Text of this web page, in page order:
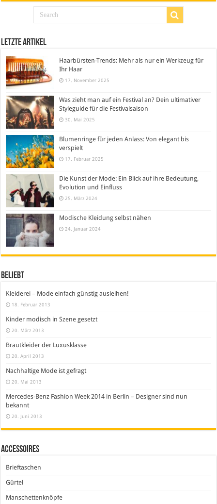
Letzte Artikel
Haarbürsten-Trends: Mehr als nur ein Werkzeug für
Ihr Haar
17. November 2025
Was zieht man auf ein Festival an? Dein ultimativer
Styleguide für die Festivalsaison
30. Mai 2025
Blumenringe für jeden Anlass: Von elegant bis
verspielt
17. Februar 2025
Die Kunst der Mode: Ein Blick auf ihre Bedeutung,
Evolution und Einfluss
25. März 2024
Modische Kleidung selbst nähen
24. Januar 2024
Beliebt
Kleiderei – Mode einfach günstig ausleihen!
18. Februar 2013
Kinder modisch in Szene gesetzt
20. März 2013
Brautkleider der Luxusklasse
20. April 2013
Nachhaltige Mode ist gefragt
20. Mai 2013
Mercedes-Benz Fashion Week 2014 in Berlin – Designer sind nun
bekannt
20. Juni 2013
Accessoires
Brieftaschen
Gürtel
Manschettenknöpfe